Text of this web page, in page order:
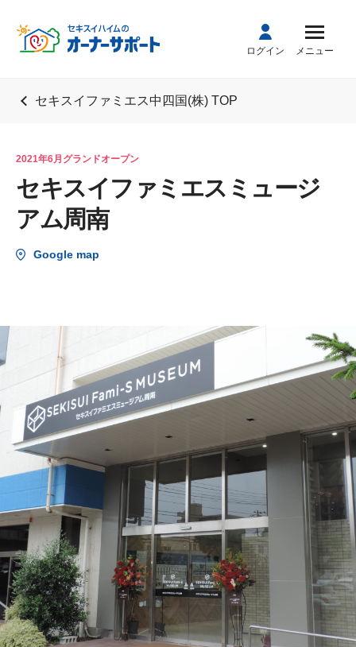
ログイン メニュー
セキスイファミエス中四国(株) TOP
2021年6月グランドオープン
セキスイファミエスミュージ
アム周南
Google map